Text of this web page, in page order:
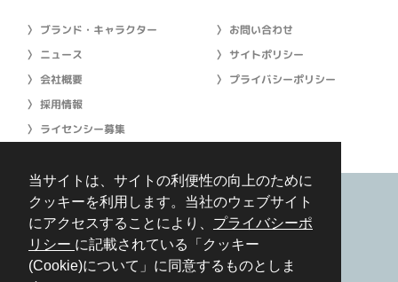
当サイトは、サイトの利便性の向上のために
クッキーを利用します。当社のウェブサイト
にアクセスすることにより、 プライバシーポ
リシー に記載されている「クッキー
(Cookie)について」に同意するものとしま
［本社］〒541-0058 大阪市中央区南久宝寺町 2-2-9 船場フジイビル7
階
［東京支社］〒101-0046 東京都千代田区神田多町 2-2 神田 21 ビル5
階
〉 ブランド・キャラクター
〉 ニュース
〉 会社概要
〉 採用情報
〉 ライセンシー募集
〉 お問い合わせ
〉 サイトポリシー
〉 プライバシーポリシー